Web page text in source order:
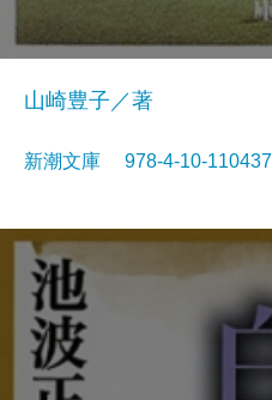
山崎豊子／著
新潮文庫 978-4-10-